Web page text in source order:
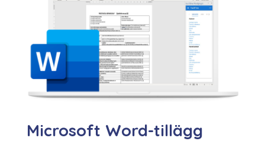
Microsoft Word-tillägg